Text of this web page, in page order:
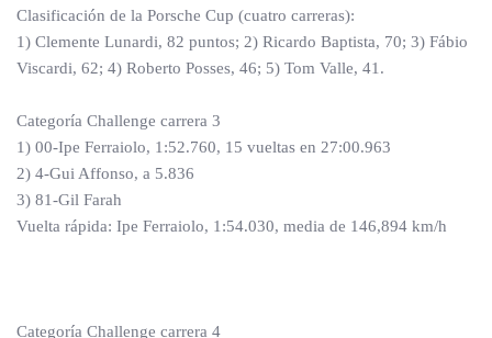
Clasificación de la Porsche Cup (cuatro carreras):
1) Clemente Lunardi, 82 puntos; 2) Ricardo Baptista, 70; 3) Fábio
Viscardi, 62; 4) Roberto Posses, 46; 5) Tom Valle, 41.
Categoría Challenge carrera 3
1) 00-Ipe Ferraiolo, 1:52.760, 15 vueltas en 27:00.963
2) 4-Gui Affonso, a 5.836
3) 81-Gil Farah
Vuelta rápida: Ipe Ferraiolo, 1:54.030, media de 146,894 km/h
Categoría Challenge carrera 4